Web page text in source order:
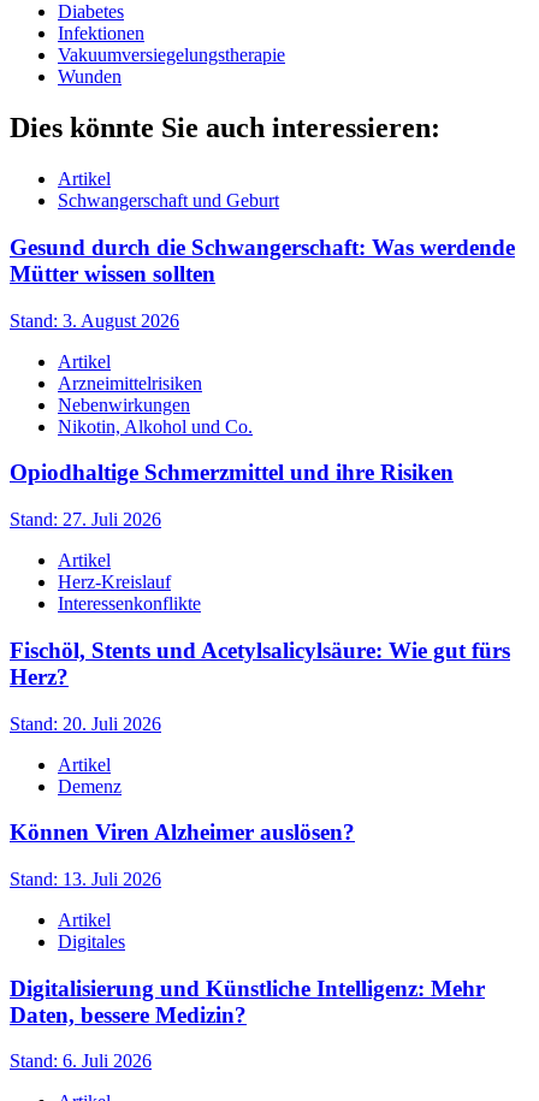
Diabetes
Infektionen
Vakuumversiegelungstherapie
Wunden
Dies könnte Sie auch interessieren:
Artikel
Schwangerschaft und Geburt
Gesund durch die Schwangerschaft: Was werdende
Mütter wissen sollten
Stand: 3. August 2026
Artikel
Arzneimittelrisiken
Nebenwirkungen
Nikotin, Alkohol und Co.
Opiodhaltige Schmerzmittel und ihre Risiken
Stand: 27. Juli 2026
Artikel
Herz-Kreislauf
Interessenkonflikte
Fischöl, Stents und Acetylsalicylsäure: Wie gut fürs
Herz?
Stand: 20. Juli 2026
Artikel
Demenz
Können Viren Alzheimer auslösen?
Stand: 13. Juli 2026
Artikel
Digitales
Digitalisierung und Künstliche Intelligenz: Mehr
Daten, bessere Medizin?
Stand: 6. Juli 2026